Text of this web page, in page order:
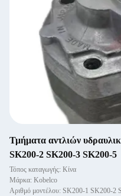
Τμήματα αντλιών
SK200-2 SK200-3 SK200-5
Τόπος καταγωγής: Κίνα
Μάρκα: Kobelco
Αριθμό μοντέλου: SK200-1 SK200-2